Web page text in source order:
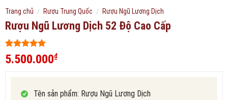
Trang chủ / Rượu Trung Quốc / Rượu Ngũ Lương Dịch
Rượu Ngũ Lương Dịch 52 Độ Cao Cấp
5trên 5
dựa trên
119
5.500.000₫
Tên sản phẩm: Rượu Ngũ Lương Dịch